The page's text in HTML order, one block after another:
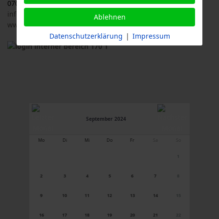
07033 / 69 23 902
info@logl-bw.de
www.logl-bw.de
September 2024
Mo Di Mi Do Fr
1
2 3 4 5 6 7 8
9 10 11 12 13 14 15
16 17 18 19 20 21 22
Ablehnen
Datenschutzerklärung | Impressum